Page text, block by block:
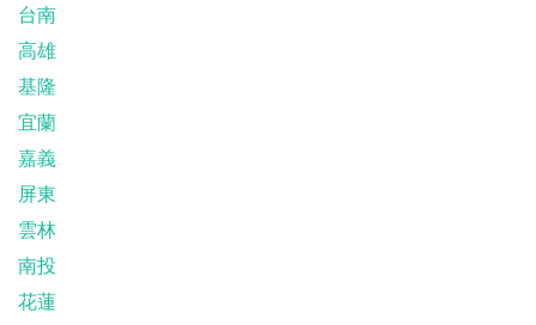
台南
高雄
基隆
宜蘭
嘉義
屏東
雲林
南投
花蓮